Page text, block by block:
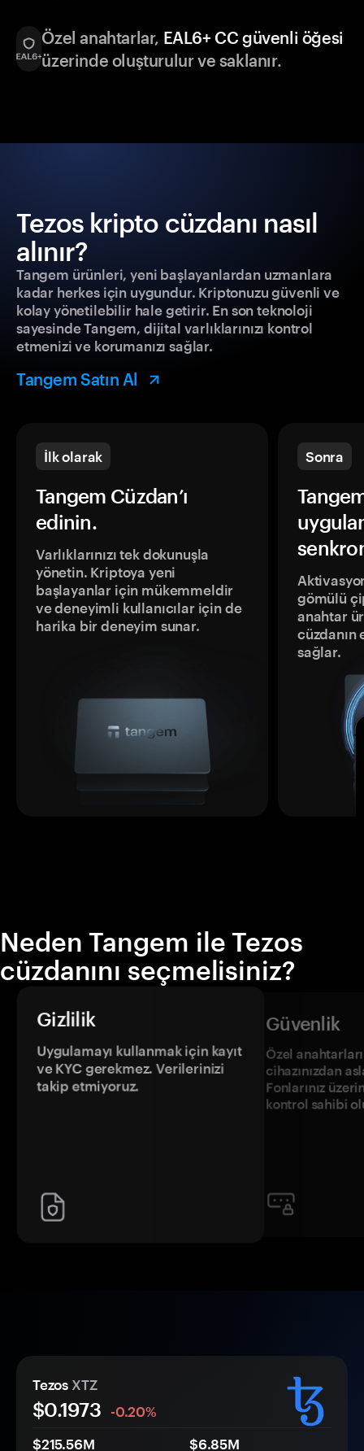
Özel anahtarlar, EAL6+ CC güvenli öğesi
üzerinde oluşturulur ve saklanır.
Tezos kripto cüzdanı nasıl
alınır?
Tangem ürünleri, yeni başlayanlardan uzmanlara
kadar herkes için uygundur. Kriptonuzu güvenli ve
kolay yönetilebilir hale getirir. En son teknoloji
sayesinde Tangem, dijital varlıklarınızı kontrol
etmenizi ve korumanızı sağlar.
Tangem Satın Al
İlk olarak
Tangem Cüzdan’ı
edinin.
Varlıklarınızı tek dokunuşla
yönetin. Kriptoya yeni
başlayanlar için mükemmeldir
ve deneyimli kullanıcılar için de
harika bir deneyim sunar.
Sonra
gömülü
anahtar
sağlar.
Neden Tangem ile Tezos
cüzdanını seçmelisiniz?
Gizlilik
Uygulamayı kullanmak için kayıt
ve KYC gerekmez. Verilerinizi
takip etmiyoruz.
Güvenlik
Özel
cihazınızdan
Fonlarınız
kontrol sahibi
Tezos XTZ
$0.1973
-0.20%
$215.56M
$6.85M